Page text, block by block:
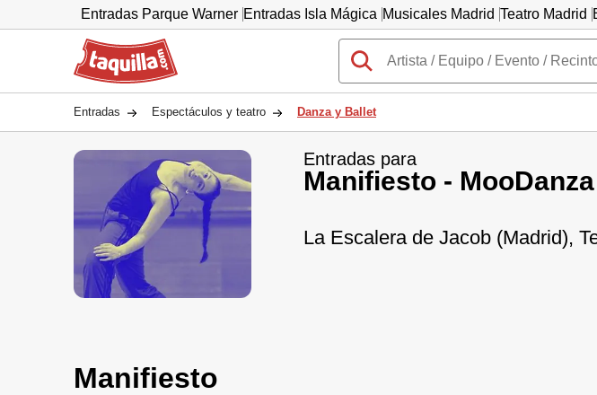
Entradas Parque Warner Entradas Isla Mágica Musicales Madrid Teatro Madrid
Taquilla.com
Entradas Espectáculos y teatro Danza y Ballet
Entradas para
Manifiesto - MooDanza
La Escalera de Jacob (Madrid),
Manifiesto